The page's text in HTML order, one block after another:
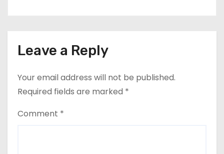
Leave a Reply
Your email address will not be published.
Required fields are marked *
Comment *